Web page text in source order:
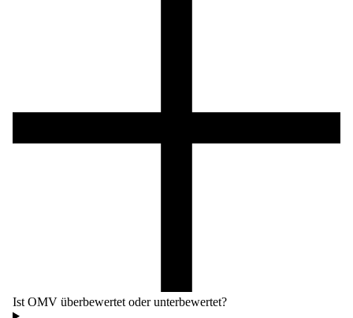
Ist OMV überbewertet oder unterbewertet?